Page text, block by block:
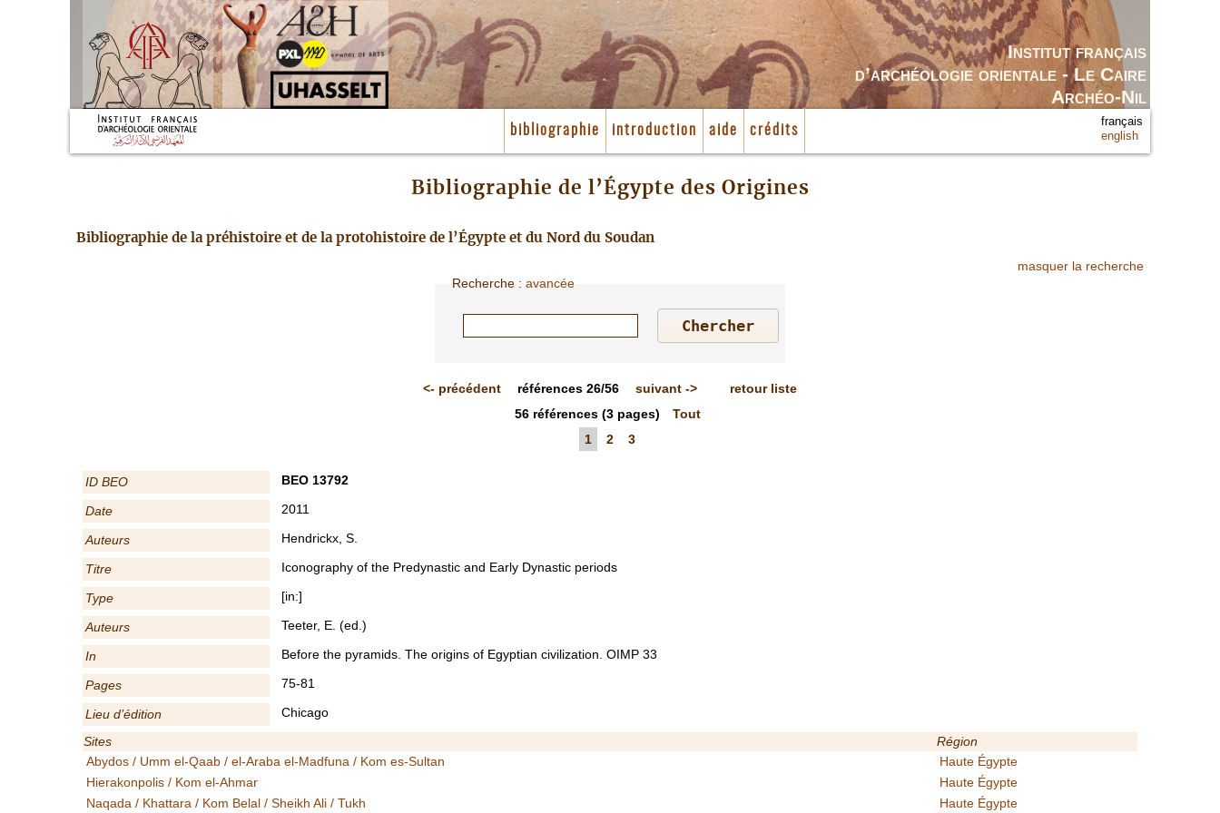
Institut français
d’archéologie orientale - Le Caire
Archéo-Nil
bibliographie introduction aide crédits
français
english
Bibliographie de l’Égypte des Origines
Bibliographie de la préhistoire et de la protohistoire de l’Égypte et du Nord du Soudan
masquer la recherche
Recherche :avancée
<- précédent références 26/56 suivant ->
retour liste
56 références(3 pages)
Tout
1
2 3
ID BEO BEO 13792
Date 2011
Auteurs Hendrickx, S.
Titre Iconography of the Predynastic and Early Dynastic periods
Type [in:]
Auteurs Teeter, E. (ed.)
In Before the pyramids. The origins of Egyptian civilization. OIMP 33
Pages 75-81
Lieu d’édition
Chicago
Sites
Région
Abydos / Umm el-Qaab / el-Araba el-Madfuna / Kom es-Sultan
Haute Égypte
Hierakonpolis / Kom el-Ahmar
Haute Égypte
Naqada / Khattara / Kom Belal / Sheikh Ali / Tukh
Haute Égypte